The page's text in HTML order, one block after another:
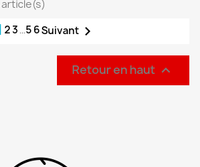
article(s)
23…56Suivant
Retour en haut 